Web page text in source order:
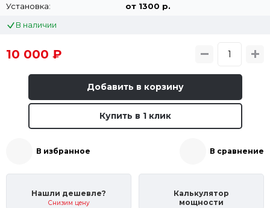
Установка:
от 1300 p.
В наличии
10 000 ₽
Добавить в корзину
Купить в 1 клик
В избранное В сравнение
Нашли дешевле?
Снизим цену
Калькулятор
мощности